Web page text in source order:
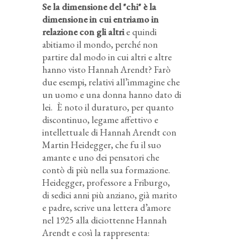
Se la dimensione del "chi" è la
dimensione in cui entriamo in
relazione con gli altrie quindi
abitiamo il mondo, perché non
partire dal modo in cui altri e altre
hanno visto Hannah Arendt? Farò
due esempi, relativi all’immagine che
un uomo e una donna hanno dato di
lei. È noto il duraturo, per quanto
discontinuo, legame affettivo e
intellettuale di Hannah Arendt con
Martin Heidegger, che fu il suo
amante e uno dei pensatori che
contò di più nella sua formazione.
Heidegger, professore a Friburgo,
di sedici anni più anziano, già marito
e padre, scrive una lettera d’amore
nel 1925 alla diciottenne Hannah
Arendt e così la rappresenta: